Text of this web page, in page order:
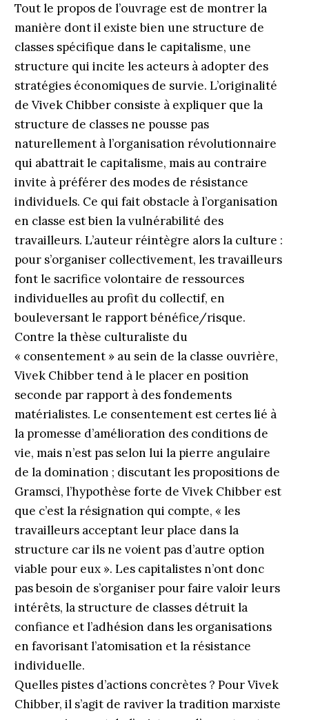
Tout le propos de l’ouvrage est de montrer la
manière dont il existe bien une structure de
classes spécifique dans le capitalisme, une
structure qui incite les acteurs à adopter des
stratégies économiques de survie. L’originalité
de Vivek Chibber consiste à expliquer que la
structure de classes ne pousse pas
naturellement à l’organisation révolution­naire
qui abattrait le capitalisme, mais au contraire
invite à préférer des modes de résistance
individuels. Ce qui fait obstacle à l’organisation
en classe est bien la vulnérabilité des
travailleurs. L’auteur réintègre alors la culture :
pour s’organiser collectivement, les travailleurs
font le sacrifice volontaire de ressources
individuelles au profit du collectif, en
bouleversant le rapport bénéfice/risque.
Contre la thèse culturaliste du
« consentement » au sein de la classe ouvrière,
Vivek Chibber tend à le placer en position
seconde par rapport à des fondements
matérialistes. Le consentement est certes lié à
la promesse d’amélioration des conditions de
vie, mais n’est pas selon lui la pierre angulaire
de la domination ; discutant les propositions de
Gramsci, l’hypothèse forte de Vivek Chibber est
que c’est la résignation qui compte, « les
travailleurs acceptant leur place dans la
structure car ils ne voient pas d’autre option
viable pour eux ». Les capitalistes n’ont donc
pas besoin de s’organiser pour faire valoir leurs
intérêts, la structure de classes détruit la
confiance et l’adhésion dans les organisations
en favorisant l’atomisation et la résistance
individuelle.
Quelles pistes d’actions concrètes ? Pour Vivek
Chibber, il s’agit de raviver la tradition marxiste